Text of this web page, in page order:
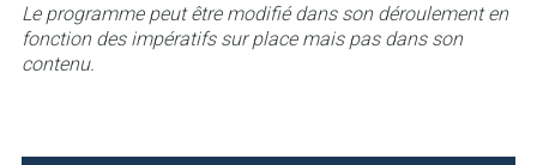
Le programme peut être modifié dans son déroulement en
fonction des impératifs sur place mais pas dans son
contenu.